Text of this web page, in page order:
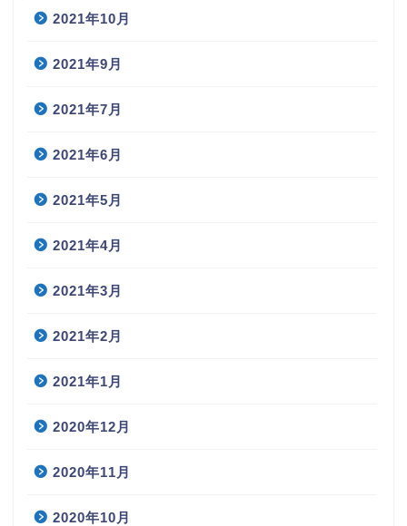
2021年10月
2021年9月
2021年7月
2021年6月
2021年5月
2021年4月
2021年3月
2021年2月
2021年1月
2020年12月
2020年11月
2020年10月